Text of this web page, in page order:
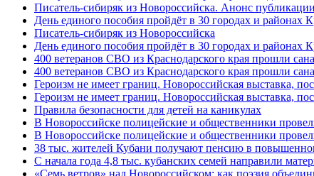
Писатель-сибиряк из Новороссийска. Анонс публикации
День единого пособия пройдёт в 30 городах и районах
Писатель-сибиряк из Новороссийска
День единого пособия пройдёт в 30 городах и районах
400 ветеранов СВО из Краснодарского края прошли
400 ветеранов СВО из Краснодарского края прошли
Героизм не имеет границ. Новороссийская выставка,
Героизм не имеет границ. Новороссийская выставка,
Правила безопасности для детей на каникулах
В Новороссийске полицейские и общественники
В Новороссийске полицейские и общественники
38 тыс. жителей Кубани получают пенсию в повышенном
С начала года 4,8 тыс. кубанских семей направили